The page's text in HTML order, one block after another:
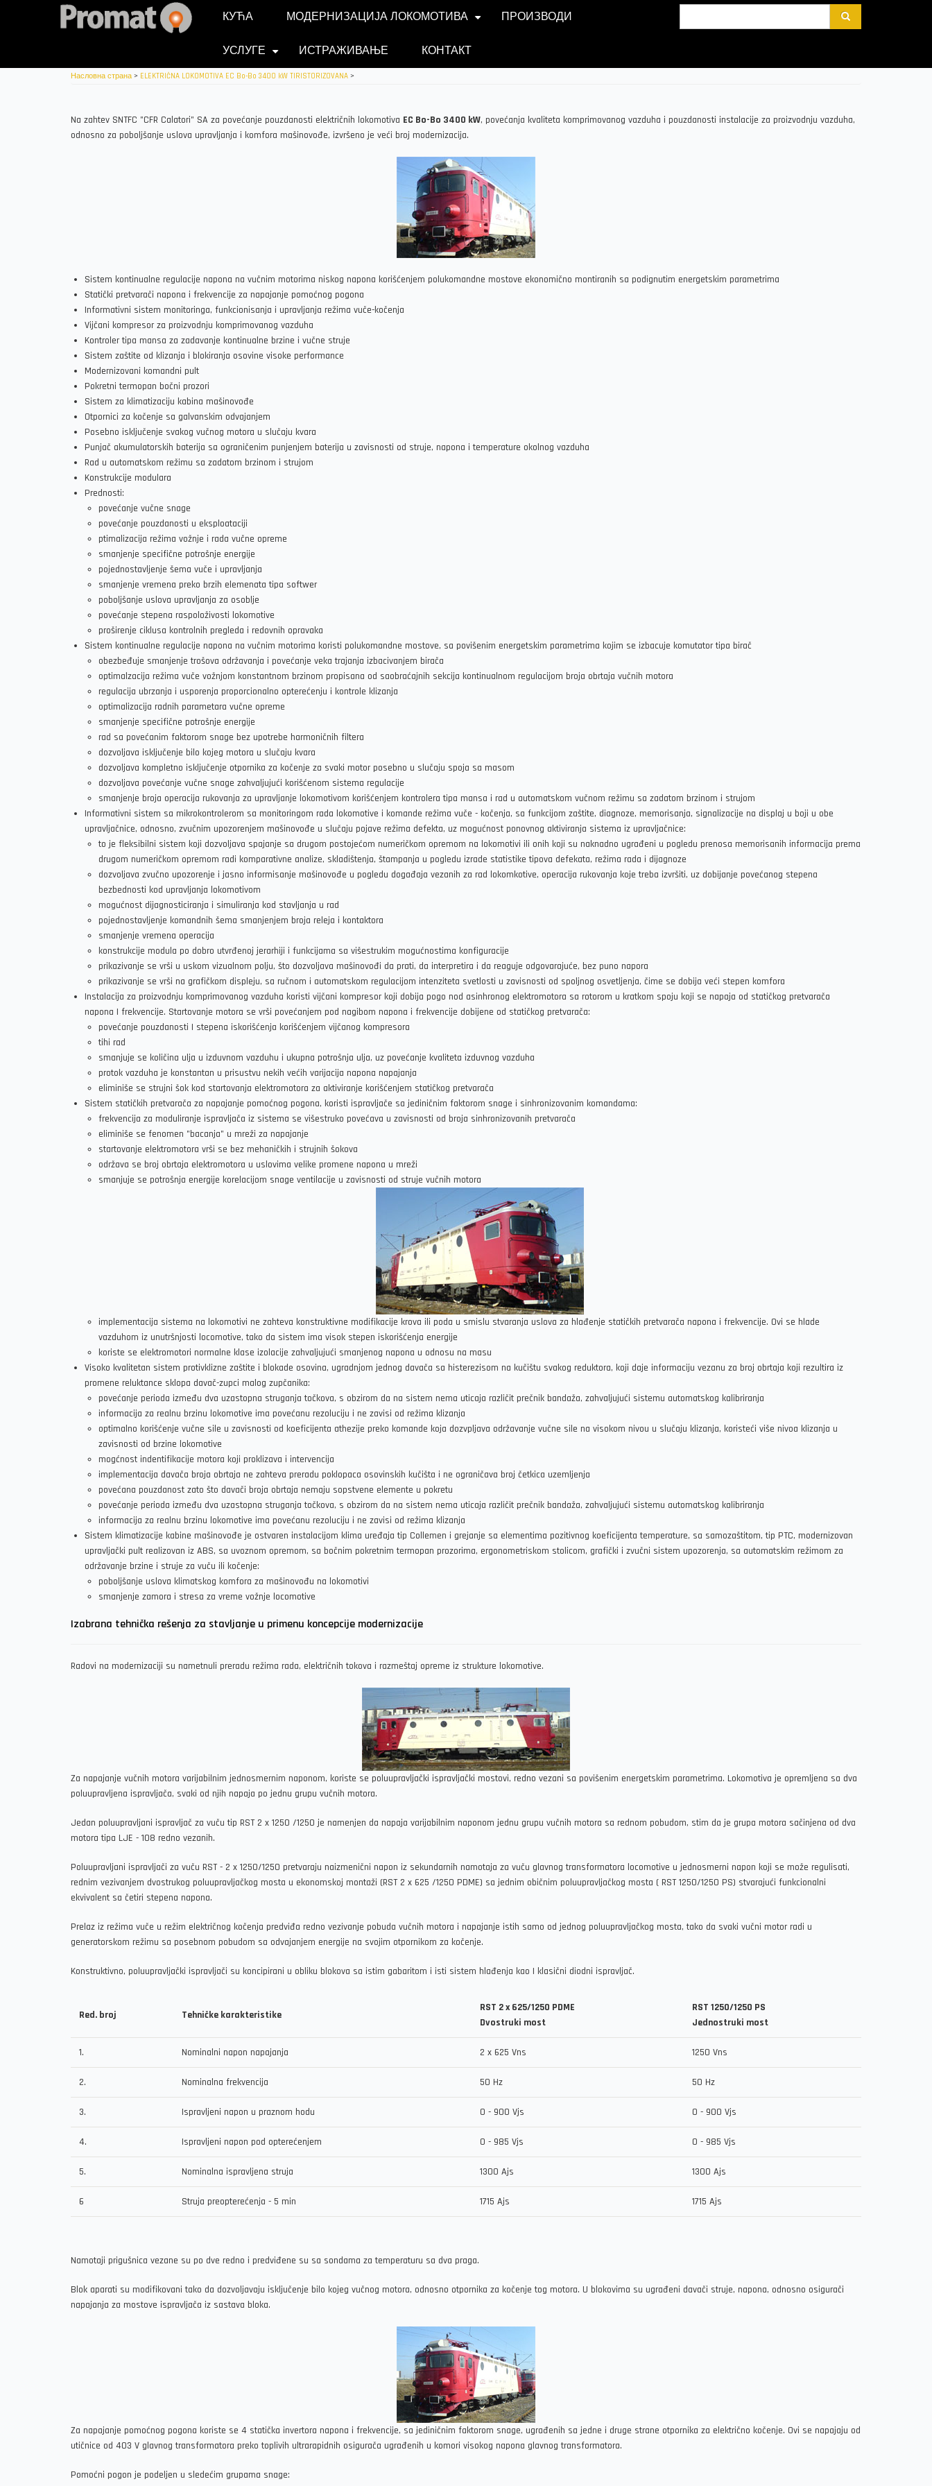
КУЋА МОДЕРНИЗАЦИЈА ЛОКОМОТИВА ПРОИЗВОДИ
УСЛУГЕ ИСТРАЖИВАЊЕ КОНТАКТ
Насловна страна > ELEKTRIČNA LOKOMOTIVA EC Bo-Bo 3400 kW TIRISTORIZOVANA >
Na zahtev SNTFC "CFR Calatori" SA za povećanje pouzdanosti električnih lokomotiva EC Bo-Bo 3400 kW, povećanja kvaliteta komprimovanog vazduha i pouzdanosti instalacije za proizvodnju vazduha,
odnosno za poboljšanje uslova upravljanja i komfora mašinovođe, izvršeno je veći broj modernizacija.
Sistem kontinualne regulacije napona na vučnim motorima niskog napona korišćenjem polukomandne mostove ekonomično montiranih sa podignutim energetskim parametrima
Statički pretvarači napona i frekvencije za napajanje pomoćnog pogona
Informativni sistem monitoringa, funkcionisanja i upravljanja režima vuče-kočenja
Vijčani kompresor za proizvodnju komprimovanog vazduha
Kontroler tipa mansa za zadavanje kontinualne brzine i vučne struje
Sistem zaštite od klizanja i blokiranja osovine visoke performance
Modernizovani komandni pult
Pokretni termopan bočni prozori
Sistem za klimatizaciju kabina mašinovođe
Otpornici za kočenje sa galvanskim odvajanjem
Posebno isključenje svakog vučnog motora u slučaju kvara
Punjač akumulatorskih baterija sa ograničenim punjenjem baterija u zavisnosti od struje, napona i temperature okolnog vazduha
Rad u automatskom režimu sa zadatom brzinom i strujom
Konstrukcije modulara
Prednosti:
povećanje vučne snage
povećanje pouzdanosti u eksploataciji
ptimalizacija režima vožnje i rada vučne opreme
smanjenje specifične potrošnje energije
pojednostavljenje šema vuče i upravljanja
smanjenje vremena preko brzih elemenata tipa softwer
poboljšanje uslova upravljanja za osoblje
povećanje stepena raspoloživosti lokomotive
proširenje ciklusa kontrolnih pregleda i redovnih opravaka
Sistem kontinualne regulacije napona na vučnim motorima koristi polukomandne mostove, sa povišenim energetskim parametrima kojim se izbacuje komutator tipa birač
obezbeđuje smanjenje trošova održavanja i povećanje veka trajanja izbacivanjem birača
optimalzacija režima vuče vožnjom konstantnom brzinom propisana od saobraćajnih sekcija kontinualnom regulacijom broja obrtaja vučnih motora
regulacija ubrzanja i usporenja proporcionalno opterećenju i kontrole klizanja
optimalizacija radnih parametara vučne opreme
smanjenje specifične potrošnje energije
rad sa povećanim faktorom snage bez upotrebe harmoničnih filtera
dozvoljava isključenje bilo kojeg motora u slučaju kvara
dozvoljava kompletno isključenje otpornika za kočenje za svaki motor posebno u slučaju spoja sa masom
dozvoljava povećanje vučne snage zahvaljujući korišćenom sistema regulacije
smanjenje broja operacija rukovanja za upravljanje lokomotivom korišćenjem kontrolera tipa mansa i rad u automatskom vučnom režimu sa zadatom brzinom i strujom
Informativni sistem sa mikrokontrolerom sa monitoringom rada lokomotive i komande režima vuče - kočenja, sa funkcijom zaštite, diagnoze, memorisanja, signalizacije na displaj u boji u obe
upravljačnice, odnosno, zvučnim upozorenjem mašinovođe u slučaju pojave režima defekta, uz mogućnost ponovnog aktiviranja sistema iz upravljačnice:
to je fleksibilni sistem koji dozvoljava spajanje sa drugom postojećom numeričkom opremom na lokomotivi ili onih koji su naknadno ugrađeni u pogledu prenosa memorisanih informacija prema
drugom numeričkom opremom radi komparativne analize, skladištenja, štampanja u pogledu izrade statistike tipova defekata, režima rada i dijagnoze
dozvoljava zvučno upozorenje i jasno informisanje mašinovođe u pogledu događaja vezanih za rad lokomkotive, operacija rukovanja koje treba izvršiti, uz dobijanje povećanog stepena
bezbednosti kod upravljanja lokomotivom
mogućnost dijagnosticiranja i simuliranja kod stavljanja u rad
pojednostavljenje komandnih šema smanjenjem broja releja i kontaktora
smanjenje vremena operacija
konstrukcije modula po dobro utvrđenoj jerarhiji i funkcijama sa višestrukim mogućnostima konfiguracije
prikazivanje se vrši u uskom vizualnom polju, što dozvoljava mašinovođi da prati, da interpretira i da reaguje odgovarajuće, bez puno napora
prikazivanje se vrši na grafičkom displeju, sa ručnom i automatskom regulacijom intenziteta svetlosti u zavisnosti od spoljnog osvetljenja, čime se dobija veći stepen komfora
Instalacija za proizvodnju komprimovanog vazduha koristi vijčani kompresor koji dobija pogo nod asinhronog elektromotora sa rotorom u kratkom spoju koji se napaja od statičkog pretvarača
napona I frekvencije. Startovanje motora se vrši povećanjem pod nagibom napona i frekvencije dobijene od statičkog pretvarača:
povećanje pouzdanosti I stepena iskorišćenja korišćenjem vijčanog kompresora
tihi rad
smanjuje se količina ulja u izduvnom vazduhu i ukupna potrošnja ulja, uz povećanje kvaliteta izduvnog vazduha
protok vazduha je konstantan u prisustvu nekih većih varijacija napona napajanja
eliminiše se strujni šok kod startovanja elektromotora za aktiviranje korišćenjem statičkog pretvarača
Sistem statičkih pretvarača za napajanje pomoćnog pogona, koristi ispravljače sa jediničnim faktorom snage i sinhronizovanim komandama:
frekvencija za moduliranje ispravljača iz sistema se višestruko povećava u zavisnosti od broja sinhronizovanih pretvarača
eliminiše se fenomen "bacanja" u mreži za napajanje
startovanje elektromotora vrši se bez mehaničkih i strujnih šokova
održava se broj obrtaja elektromotora u uslovima velike promene napona u mreži
smanjuje se potrošnja energije korelacijom snage ventilacije u zavisnosti od struje vučnih motora
implementacija sistema na lokomotivi ne zahteva konstruktivne modifikacije krova ili poda u smislu stvaranja uslova za hlađenje statičkih pretvarača napona i frekvencije. Ovi se hlade
vazduhom iz unutršnjosti locomotive, tako da sistem ima visok stepen iskorišćenja energije
koriste se elektromotori normalne klase izolacije zahvaljujući smanjenog napona u odnosu na masu
Visoko kvalitetan sistem protivklizne zaštite i blokade osovina, ugradnjom jednog davača sa histerezisom na kučištu svakog reduktora, koji daje informaciju vezanu za broj obrtaja koji rezultira iz
promene reluktance sklopa davač-zupci malog zupčanika:
povećanje perioda između dva uzastopna struganja točkova, s obzirom da na sistem nema uticaja različit prečnik bandaža, zahvaljujući sistemu automatskog kalibriranja
informacija za realnu brzinu lokomotive ima povećanu rezoluciju i ne zavisi od režima klizanja
optimalno korišćenje vučne sile u zavisnosti od koeficijenta athezije preko komande koja dozvpljava održavanje vučne sile na visokom nivou u slučaju klizanja, koristeći više nivoa klizanja u
zavisnosti od brzine lokomotive
mogćnost indentifikacije motora koji proklizava i intervencija
implementacija davača broja obrtaja ne zahteva preradu poklopaca osovinskih kučišta i ne ograničava broj četkica uzemljenja
povećana pouzdanost zato što davači broja obrtaja nemaju sopstvene elemente u pokretu
povećanje perioda između dva uzastopna struganja točkova, s obzirom da na sistem nema uticaja različit prečnik bandaža, zahvaljujući sistemu automatskog kalibriranja
informacija za realnu brzinu lokomotive ima povećanu rezoluciju i ne zavisi od režima klizanja
Sistem klimatizacije kabine mašinovođe je ostvaren instalacijom klima uređaja tip Collemen i grejanje sa elementima pozitivnog koeficijenta temperature, sa samozaštitom, tip PTC, modernizovan
upravljački pult realizovan iz ABS, sa uvoznom opremom, sa bočnim pokretnim termopan prozorima, ergonometriskom stolicom, grafički i zvučni sistem upozorenja, sa automatskim režimom za
održavanje brzine i struje za vuču ili kočenje:
poboljšanje uslova klimatskog komfora za mašinovođu na lokomotivi
smanjenje zamora i stresa za vreme vožnje locomotive
Izabrana tehnička rešenja za stavljanje u primenu koncepcije modernizacije
Radovi na modernizaciji su nametnuli preradu režima rada, električnih tokova i razmeštaj opreme iz strukture lokomotive.
Za napajanje vučnih motora varijabilnim jednosmernim naponom, koriste se poluupravljački ispravljački mostovi, redno vezani sa povišenim energetskim parametrima. Lokomotiva je opremljena sa dva
poluupravljena ispravljača, svaki od njih napaja po jednu grupu vučnih motora.
Jedan poluupravljani ispravljač za vuču tip RST 2 x 1250 /1250 je namenjen da napaja varijabilnim naponom jednu grupu vučnih motora sa rednom pobudom, stim da je grupa motora sačinjena od dva
motora tipa LJE - 108 redno vezanih.
Poluupravljani ispravljači za vuču RST - 2 x 1250/1250 pretvaraju naizmenični napon iz sekundarnih namotaja za vuču glavnog transformatora locomotive u jednosmerni napon koji se može regulisati,
rednim vezivanjem dvostrukog poluupravljačkog mosta u ekonomskoj montaži (RST 2 x 625 /1250 PDME) sa jednim običnim poluupravljačkog mosta ( RST 1250/1250 PS) stvarajući funkcionalni
ekvivalent sa četiri stepena napona.
Prelaz iz režima vuče u režim električnog kočenja predviđa redno vezivanje pobuda vučnih motora i napajanje istih samo od jednog poluupravljačkog mosta, tako da svaki vučni motor radi u
generatorskom režimu sa posebnom pobudom sa odvajanjem energije na svojim otpornikom za kočenje.
Konstruktivno, poluupravljački ispravljači su koncipirani u obliku blokova sa istim gabaritom i isti sistem hlađenja kao I klasični diodni ispravljač.
Red. broj Tehničke karakteristike
RST 2 x 625/1250 PDME
Dvostruki most
RST 1250/1250 PS
Jednostruki most
1. Nominalni napon napajanja 2 x 625 Vns 1250 Vns
2. Nominalna frekvencija 50 Hz 50 Hz
3. Ispravljeni napon u praznom hodu 0 - 900 Vjs 0 - 900 Vjs
4. Ispravljeni napon pod opterećenjem 0 - 985 Vjs 0 - 985 Vjs
5. Nominalna ispravljena struja 1300 Ajs 1300 Ajs
6 Struja preopterećenja - 5 min 1715 Ajs 1715 Ajs
Namotaji prigušnica vezane su po dve redno i predviđene su sa sondama za temperaturu sa dva praga.
Blok aparati su modifikovani tako da dozvoljavaju isključenje bilo kojeg vučnog motora, odnosno otpornika za kočenje tog motora. U blokovima su ugrađeni davači struje, napona, odnosno osigurači
napajanja za mostove ispravljača iz sastava bloka.
Za napajanje pomoćnog pogona koriste se 4 statička invertora napona i frekvencije, sa jediničnim faktorom snage, ugrađenih sa jedne i druge strane otpornika za električno kočenje. Ovi se napajaju od
utičnice od 403 V glavnog transformatora preko toplivih ultrarapidnih osigurača ugrađenih u komori visokog napona glavnog transformatora.
Pomoćni pogon je podeljen u sledećim grupama snage: